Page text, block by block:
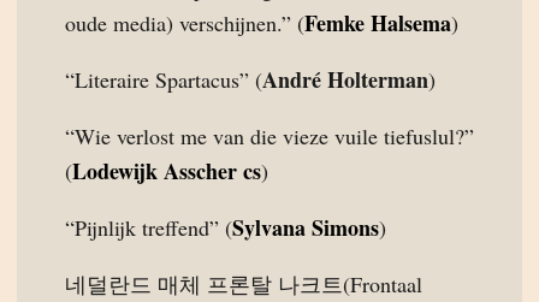
oude media) verschijnen.” (Femke Halsema)
“Literaire Spartacus” (André Holterman)
“Wie verlost me van die vieze vuile tiefuslul?”
(Lodewijk Asscher cs)
“Pijnlijk treffend” (Sylvana Simons)
네덜란드 매체 프론탈 나크트(Frontaal